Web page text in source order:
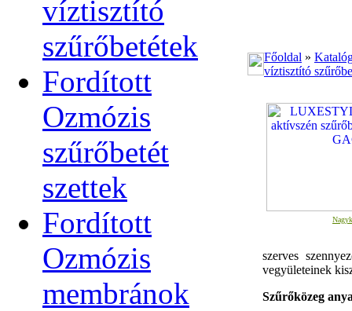
víztisztító
szűrőbetétek
Fordított
Ozmózis
szűrőbetét
szettek
Fordított
Ozmózis
membránok
Főoldal »
víztisztító
szerves
vegyületeinek
Szűrőközeg